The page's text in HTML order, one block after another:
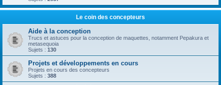
Le coin des concepteurs
Aide à la conception
Trucs et astuces pour la conception de maquettes, notamment Pepakura et
metasequoia
Sujets : 130
Projets et développements en cours
Projets en cours des concepteurs
Sujets : 388